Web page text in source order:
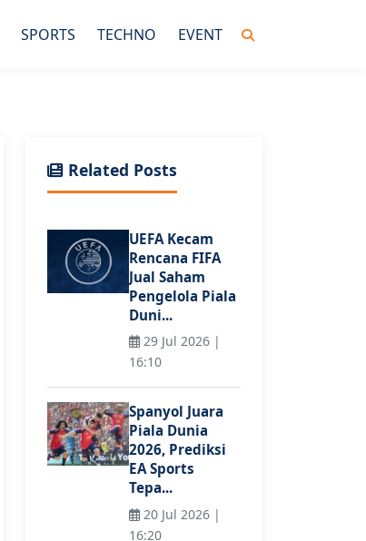
SPORTS TECHNO EVENT
Related Posts
UEFA Kecam
Rencana FIFA
Jual Saham
Pengelola Piala
Duni...
29 Jul 2026 |
16:10
Spanyol Juara
Piala Dunia
2026, Prediksi
EA Sports
Tepa...
20 Jul 2026 |
16:20